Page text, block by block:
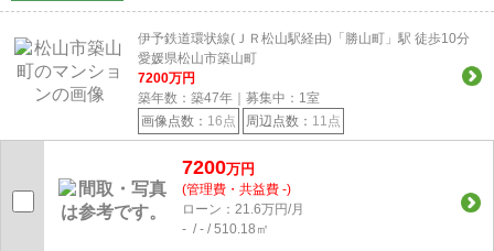
伊予鉄道環状線(ＪＲ松山駅経由)「勝山町」駅 徒歩10分
愛媛県松山市築山町
7200万円
築年数：築47年｜募集中： 1室
画像点数： 16点 周辺点数： 11点
7200万円
(管理費・共益費 -)
ローン：21.6万円/月
- / - / 510.18㎡